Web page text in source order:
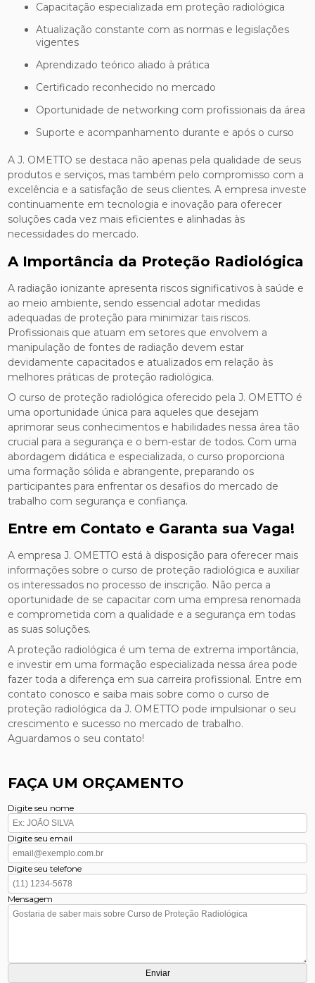
Capacitação especializada em proteção radiológica
Atualização constante com as normas e legislações
vigentes
Aprendizado teórico aliado à prática
Certificado reconhecido no mercado
Oportunidade de networking com profissionais da área
Suporte e acompanhamento durante e após o curso
A J. OMETTO se destaca não apenas pela qualidade de seus
produtos e serviços, mas também pelo compromisso com a
excelência e a satisfação de seus clientes. A empresa investe
continuamente em tecnologia e inovação para oferecer
soluções cada vez mais eficientes e alinhadas às
necessidades do mercado.
A Importância da Proteção Radiológica
A radiação ionizante apresenta riscos significativos à saúde e
ao meio ambiente, sendo essencial adotar medidas
adequadas de proteção para minimizar tais riscos.
Profissionais que atuam em setores que envolvem a
manipulação de fontes de radiação devem estar
devidamente capacitados e atualizados em relação às
melhores práticas de proteção radiológica.
O curso de proteção radiológica oferecido pela J. OMETTO é
uma oportunidade única para aqueles que desejam
aprimorar seus conhecimentos e habilidades nessa área tão
crucial para a segurança e o bem-estar de todos. Com uma
abordagem didática e especializada, o curso proporciona
uma formação sólida e abrangente, preparando os
participantes para enfrentar os desafios do mercado de
trabalho com segurança e confiança.
Entre em Contato e Garanta sua Vaga!
A empresa J. OMETTO está à disposição para oferecer mais
informações sobre o curso de proteção radiológica e auxiliar
os interessados no processo de inscrição. Não perca a
oportunidade de se capacitar com uma empresa renomada
e comprometida com a qualidade e a segurança em todas
as suas soluções.
A proteção radiológica é um tema de extrema importância,
e investir em uma formação especializada nessa área pode
fazer toda a diferença em sua carreira profissional. Entre em
contato conosco e saiba mais sobre como o curso de
proteção radiológica da J. OMETTO pode impulsionar o seu
crescimento e sucesso no mercado de trabalho.
Aguardamos o seu contato!
FAÇA UM ORÇAMENTO
Digite seu nome
Digite seu email
Digite seu telefone
Mensagem